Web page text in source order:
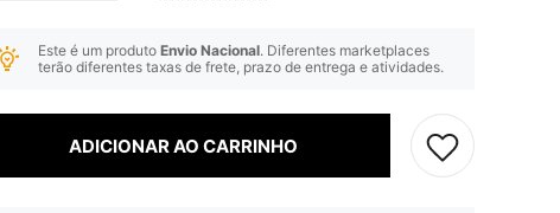
Este é um produto Envio Nacional. Diferentes marketplaces
terão diferentes taxas de frete, prazo de entrega e atividades.
ADICIONAR AO CARRINHO